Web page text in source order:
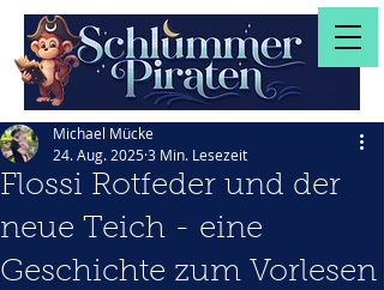
Flossi Rotfeder und der
neue Teich - eine
Geschichte zum Vorlesen
Michael Mücke
24. Aug. 20253 Min. Lesezeit